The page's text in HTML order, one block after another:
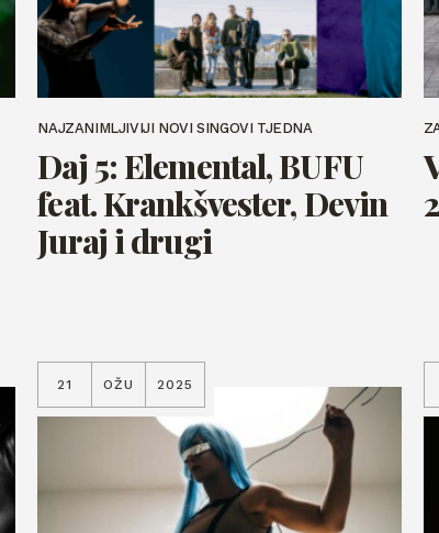
NAJZANIMLJIVIJI NOVI SINGOVI TJEDNA
Daj 5: Elemental, BUFU
feat. Krankšvester, Devin
Juraj i drugi
21 OŽU 2025